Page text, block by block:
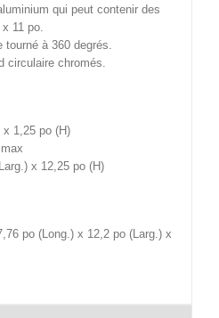
qui peut contenir des
11 po.
tourné à 360 degrés.
circulaire chromés.
x 1,25 po (H)
x 12,25 po (H)
po (Long.) x 12,2 po (Larg.) x